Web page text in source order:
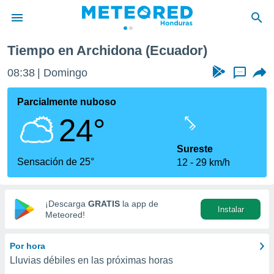
de
ha sido
que se
calidad.
a este
las
y
digital
basada
Tiempo en Archidona (Ecuador)
08:38 Domingo ...
Parcialmente nuboso
24°
Sensación de 25°
Sureste
12
29 km/h
¡Descarga GRATIS la app de
Meteored!
Instalar
Por hora
Lluvias débiles en las próximas horas